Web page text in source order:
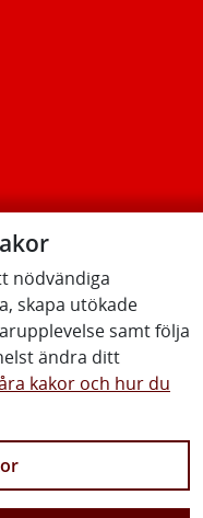
nödvändiga
skapa utökade
samt följa
ändra ditt
kakor och hur du